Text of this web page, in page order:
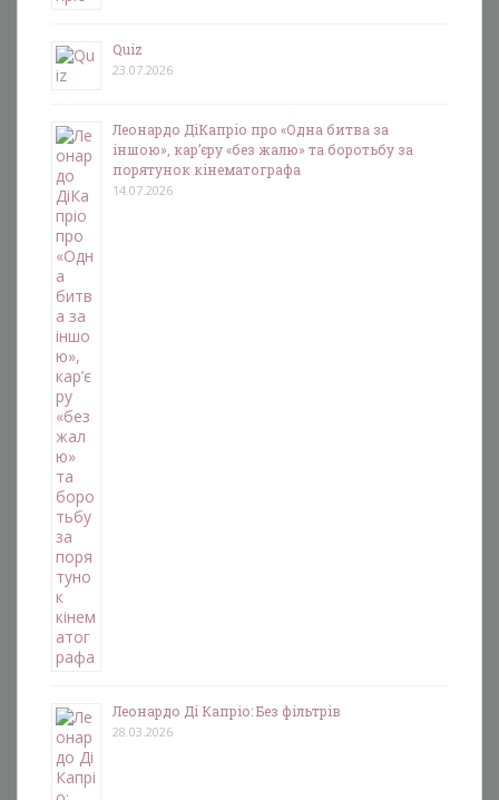
Quiz
23.07.2026
Леонардо ДіКапріо про «Одна битва за
іншою», кар’єру «без жалю» та боротьбу за
порятунок кінематографа
14.07.2026
Леонардо Ді Капріо: Без фільтрів
28.03.2026